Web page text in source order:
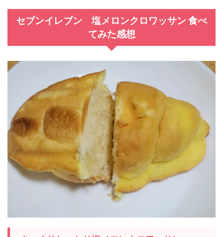
セブンイレブン 塩メロンクロワッサン 食べ
てみた感想